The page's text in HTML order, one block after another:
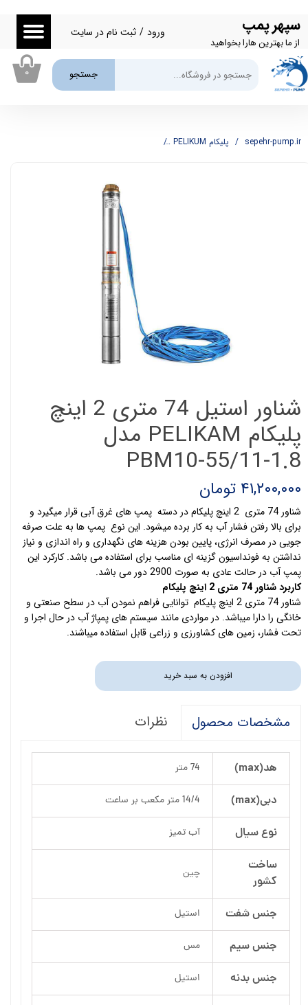
سپهر پمپ
از ما بهترین هارا بخواهید
جستجو
ورود / ثبت نام در سایت
حساب کاربری من
تغییر گذر واژه
سفارشات
۰
sepehr-pump.ir پلیکام PELIKUM
شناور استیل 74 متری 2 اینچ
پلیکام PELIKAM مدل
PBM10-55/11-1.8
۴۱,۲۰۰,۰۰۰ تومان
شناور 74 متری 2 اینچ پلیکام در دسته پمپ های غرق آبی قرار میگیرد و
برای بالا رفتن فشار آب به کار برده میشود. این نوع پمپ ها به علت صرفه
جویی در مصرف انرژی، پایین بودن هزینه های نگهداری و راه اندازی و نیاز
نداشتن به فونداسیون گزینه ای مناسب برای استفاده می باشد. کارکرد این
پمپ آب در حالت عادی به صورت 2900 دور می باشد.
کاربرد شناور 74 متری 2 اینچ پلیکام
شناور 74 متری 2 اینچ پلیکام توانایی فراهم نمودن آب در سطح صنعتی و
خانگی را دارا میباشد. در مواردی مانند سیستم های پمپاژ آب در حال اجرا و
تحت فشار، زمین های کشاورزی و زراعی قابل استفاده میباشند.
افزودن به سبد خرید
مشخصات محصول نظرات
هد(max) 74 متر
دبی(max) 14/4 متر مکعب بر ساعت
نوع سیال آب تمیز
ساخت
کشور
چین
جنس شفت استیل
جنس سیم مس
جنس بدنه استیل